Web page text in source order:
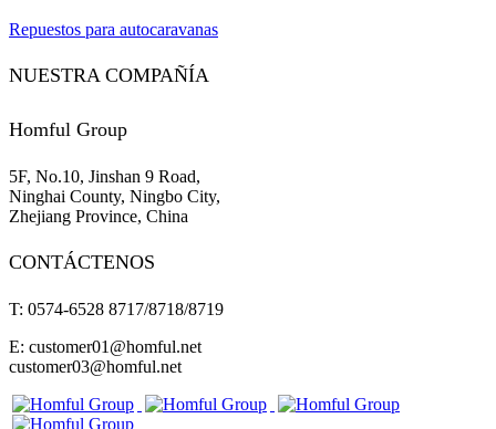
Repuestos para autocaravanas
NUESTRA COMPAÑÍA
Homful Group
5F, No.10, Jinshan 9 Road,
Ninghai County, Ningbo City,
Zhejiang Province, China
CONTÁCTENOS
T: 0574-6528 8717/8718/8719
E: customer01@homful.net
customer03@homful.net